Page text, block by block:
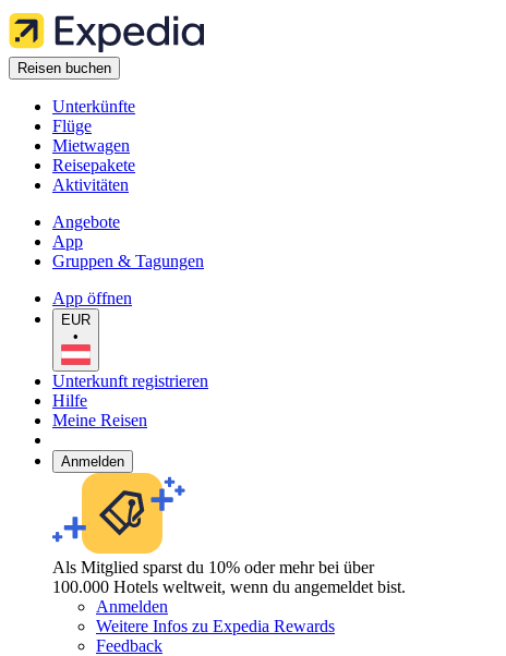
Reisen buchen
Unterkünfte
Flüge
Mietwagen
Reisepakete
Aktivitäten
Angebote
App
Gruppen & Tagungen
App öffnen
EUR
•
Unterkunft registrieren
Hilfe
Meine Reisen
Anmelden
Als Mitglied sparst du 10% oder mehr bei über
100.000 Hotels weltweit, wenn du angemeldet bist.
Anmelden
Weitere Infos zu Expedia Rewards
Feedback